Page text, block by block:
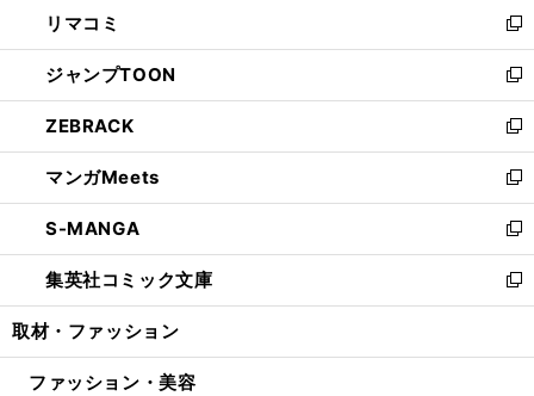
で
開
く
ド
ウ
で
開
く
ィ
ン
ド
ウ
で
開
く
い
ウ
ィ
ン
ド
ウ
で
開
く
リマコミ
新
し
い
ウ
ィ
ン
ド
ウ
で
開
く
ジャンプTOON
新
し
い
ウ
ィ
ン
ド
ウ
で
開
ZEBRACK
新
し
い
ウ
ィ
ン
ド
ウ
開
マンガMeets
新
し
い
ウ
ィ
ン
ウ
S-MANGA
新
し
い
ウ
ン
集英社コミック文庫
新
し
ウ
取材・ファッション
ファッション・美容